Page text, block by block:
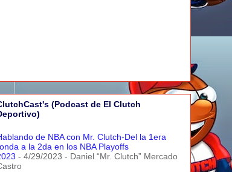
(Podcast de El Clutch
de NBA con Mr. Clutch-Del la 1era
a la 2da en los NBA Playoffs
- 4/29/2023 - Daniel “Mr. Clutch” Mercado